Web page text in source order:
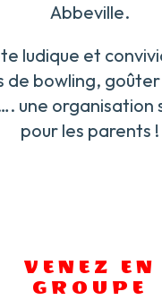
Abbeville.
ludique et
de bowling, goûter
une organisation
pour les parents !
VENEZ EN
GROUPE